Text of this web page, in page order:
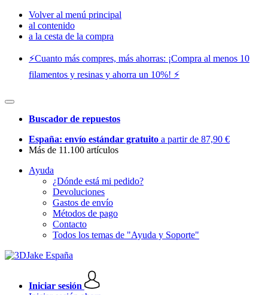
Volver al menú principal
al contenido
a la cesta de la compra
⚡️Cuanto más compres, más ahorras: ¡Compra al menos 10
filamentos y resinas y ahorra un 10%! ⚡️
Buscador de repuestos
España: envío estándar gratuito a partir de 87,90 €
Más de 11.100 artículos
Ayuda
¿Dónde está mi pedido?
Devoluciones
Gastos de envío
Métodos de pago
Contacto
Todos los temas de "Ayuda y Soporte"
Iniciar sesión